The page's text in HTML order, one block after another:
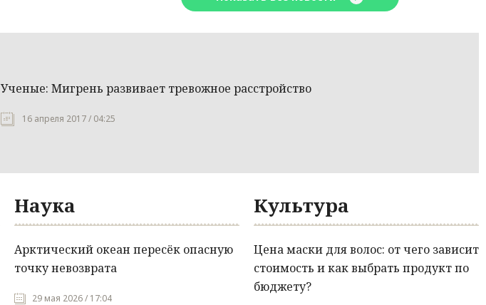
Ученые: Мигрень развивает тревожное расстройство
16 апреля 2017 / 04:25
Наука
Арктический океан пересёк опасную
точку невозврата
29 мая 2026 / 17:04
Культура
Цена маски для волос: от чего зависит
стоимость и как выбрать продукт по
бюджету?